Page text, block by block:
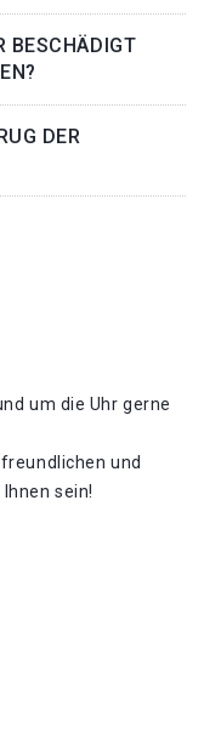
BESCHÄDIGT
DER
um die Uhr gerne
und
sein!